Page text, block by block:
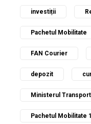
investiții
Pachetul Mobilitate
FAN Courier
depozit
Ministerul
Pachetul Mobilitate 1